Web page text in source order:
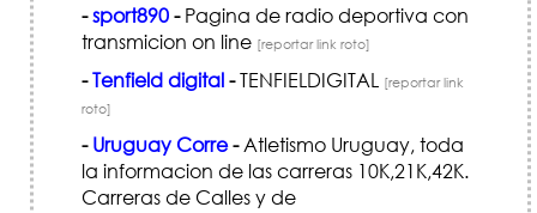
-sport890-Pagina de radio deportiva con
transmicion on line [reportar link roto]
-Tenfield digital-TENFIELDIGITAL [reportar link
roto]
- Uruguay Corre-Atletismo Uruguay, toda
la informacion de las carreras 10K,21K,42K.
Carreras de Calles y de